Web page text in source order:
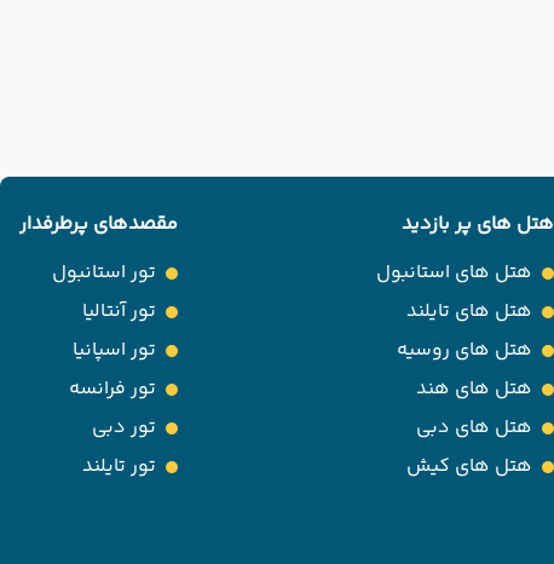
هتل های پر بازدید
هتل های استانبول
هتل های تایلند
هتل های روسیه
هتل های هند
هتل های دبی
هتل های کیش
مقصدهای پرطرفدار
تور استانبول
تور آنتالیا
تور اسپانیا
تور فرانسه
تور دبی
تور تایلند